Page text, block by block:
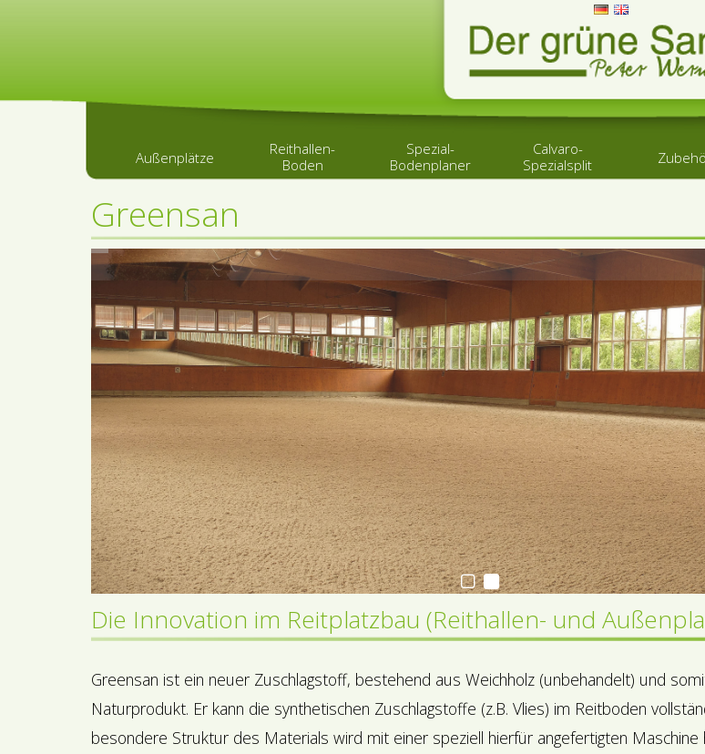
Außenplätze
Reithallen-
Boden
Spezial-
Bodenplaner
Calvaro-
Spezialsplit
Greensan
Die Innovation im Reitplatzbau (Reithallen- und
Greensan ist ein neuer Zuschlagstoff, bestehend aus Weichholz (unbehandelt) und
Naturprodukt. Er kann die synthetischen Zuschlagstoffe (z.B. Vlies) im Reitboden
besondere Struktur des Materials wird mit einer speziell hierfür angefertigten Maschine